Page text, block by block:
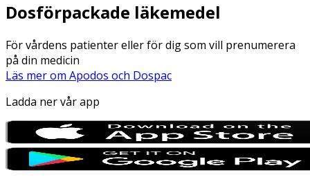
Dosförpackade läkemedel
För vårdens patienter eller för dig som vill prenumerera
på din medicin
Läs mer om Apodos och Dospac
Ladda ner vår app